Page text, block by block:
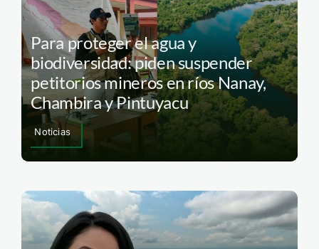
Para proteger el agua y
biodiversidad: piden suspender
petitorios mineros en ríos Nanay,
Chambira y Pintuyacu
Noticias